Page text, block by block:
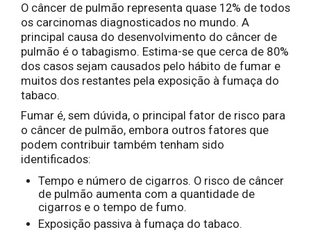
O câncer de pulmão representa quase 12% de todos
os carcinomas diagnosticados no mundo. A
principal causa do desenvolvimento do câncer de
pulmão é o tabagismo. Estima-se que cerca de 80%
dos casos sejam causados pelo hábito de fumar e
muitos dos restantes pela exposição à fumaça do
tabaco.
Fumar é, sem dúvida, o principal fator de risco para
o câncer de pulmão, embora outros fatores que
podem contribuir também tenham sido
identificados:
Tempo e número de cigarros. O risco de câncer
de pulmão aumenta com a quantidade de
cigarros e o tempo de fumo.
Exposição passiva à fumaça do tabaco.